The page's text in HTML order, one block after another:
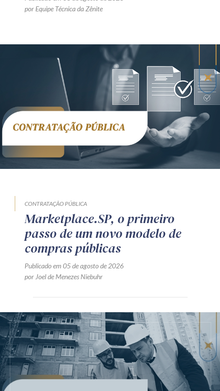
por Equipe Técnica da Zênite
CONTRATAÇÃO PÚBLICA
Marketplace.SP, o primeiro
passo de um novo modelo de
compras públicas
Publicado em 05 de agosto de 2026
por Joel de Menezes Niebuhr